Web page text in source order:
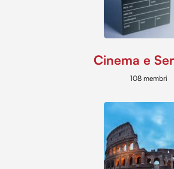
Cinema e
108 membri